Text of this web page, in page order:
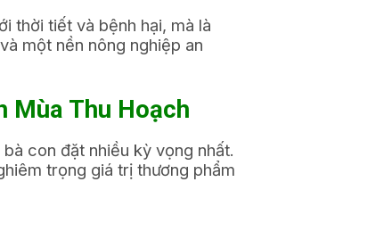
thời tiết và bệnh hại, mà là
một nền nông nghiệp an
Mùa Thu Hoạch
con đặt nhiều kỳ vọng nhất.
trọng giá trị thương phẩm